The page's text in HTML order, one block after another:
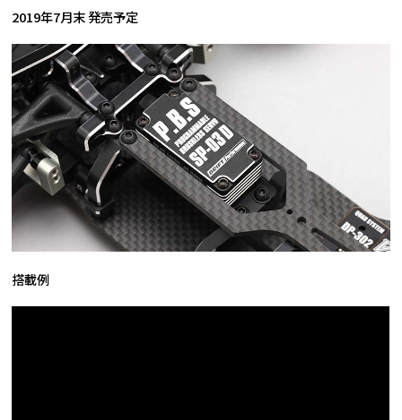
2019年7月末 発売予定
搭載例